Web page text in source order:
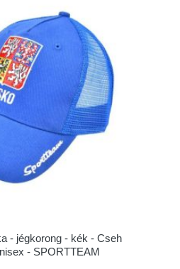
- jégkorong - kék - Cseh
- SPORTTEAM